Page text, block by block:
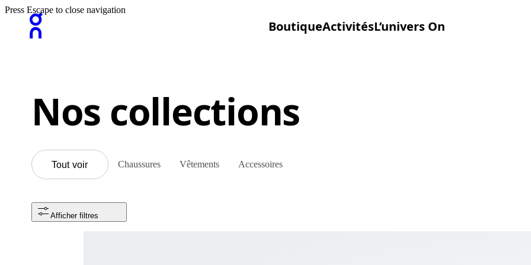
BoutiqueActivitésL’univers On
Press Escape to close navigation
Nos collections
Tout voir Chaussures Vêtements Accessoires
Afficher filtres